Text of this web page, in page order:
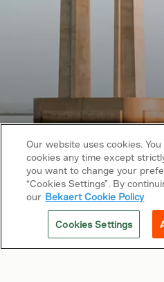
Los derechos de autor ©
los derechos reservados
Enlaces relacionados
Our website uses cookies.
cookies any time except
you want to change your
“Cookies Settings”. By
our Bekaert Cookie Policy
Cookies Settings